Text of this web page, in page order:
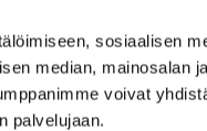
sosiaalisen
median, mainosalan
voivat
palvelujaan.